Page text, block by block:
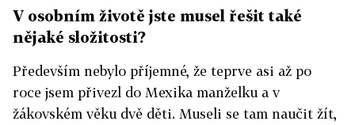
V osobním životě jste musel řešit také
nějaké složitosti?
Především nebylo příjemné, že teprve asi až po
roce jsem přivezl do Mexika manželku a v
žákovském věku dvě děti. Museli se tam naučit žít,